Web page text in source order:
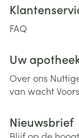
FAQ
Uw
Over ons
van wacht
Nieuwsbrief